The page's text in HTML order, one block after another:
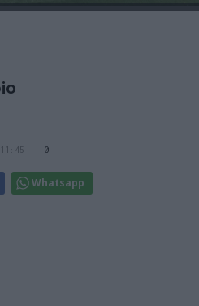
0
Whatsapp